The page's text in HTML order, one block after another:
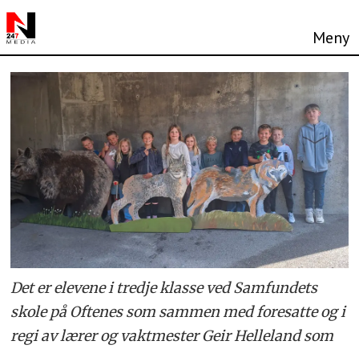
Det er elevene i tredje klasse ved Samfundets
skole på Oftenes som sammen med foresatte og i
regi av lærer og vaktmester Geir Helleland som